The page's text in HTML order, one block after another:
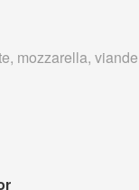
mozzarella,